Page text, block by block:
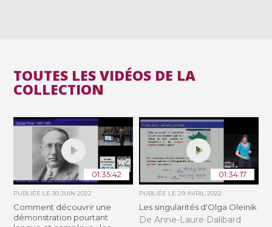
TOUTES LES VIDÉOS DE LA
COLLECTION
01:35:42
PUBLIÉE LE30 JUIN 2022
Comment découvrir une
démonstration pourtant
01:34:17
PUBLIÉE LE 29 AVRIL 2022
Les singularités d'Olga Oleinik
De Anne-Laure Dalibard